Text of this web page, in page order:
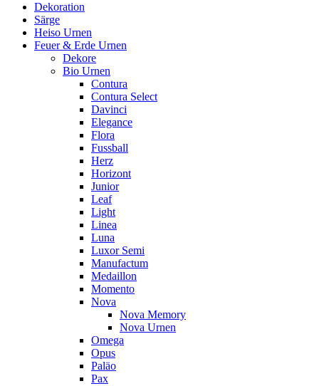
Dekoration
Särge
Heiso Urnen
Feuer & Erde Urnen
Dekore
Bio Urnen
Contura
Contura Select
Davinci
Elegance
Flora
Fussball
Herz
Horizont
Junior
Leaf
Light
Linea
Luna
Luxor Semi
Manufactum
Medaillon
Momento
Nova
Nova Memory
Nova Urnen
Omega
Opus
Paläo
Pax